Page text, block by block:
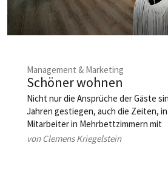
Management & Marketing
Schöner wohnen
Nicht nur die Ansprüche der Gäste
Jahren gestiegen, auch die Zeiten,
Mitarbeiter in Mehrbettzimmern mit
Gemeinschaftsdusche und -WC
von Clemens Kriegelstein